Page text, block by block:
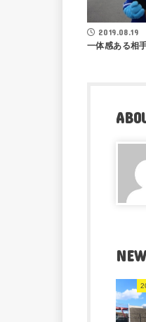
2019.08.19
一体感ある相